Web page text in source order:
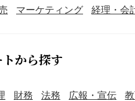
マーケティング 経理・会
から探す
財務 法務 広報・宣伝